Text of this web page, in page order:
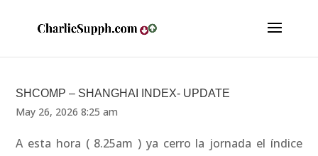
SHCOMP – SHANGHAI INDEX- UPDATE
May 26, 2026 8:25 am
A esta hora ( 8.25am ) ya cerro la jornada el índice